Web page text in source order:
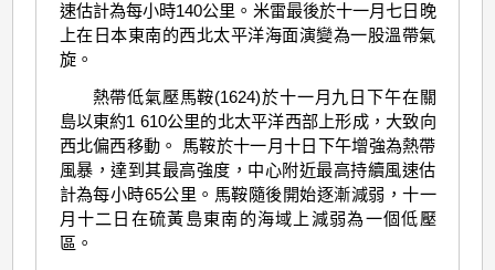
速估計為每小時140公里。米雷最後於十一月七日晚
上在日本東南的西北太平洋海面演變為一股溫帶氣
旋。
熱帶低氣壓馬鞍(1624)於十一月九日下午在關
島以東約1 610公里的北太平洋西部上形成，大致向
西北偏西移動。 馬鞍於十一月十日下午增強為熱帶
風暴，達到其最高強度，中心附近最高持續風速估
計為每小時65公里。馬鞍隨後開始逐漸減弱，十一
月十二日在硫黃島東南的海域上減弱為一個低壓
區。